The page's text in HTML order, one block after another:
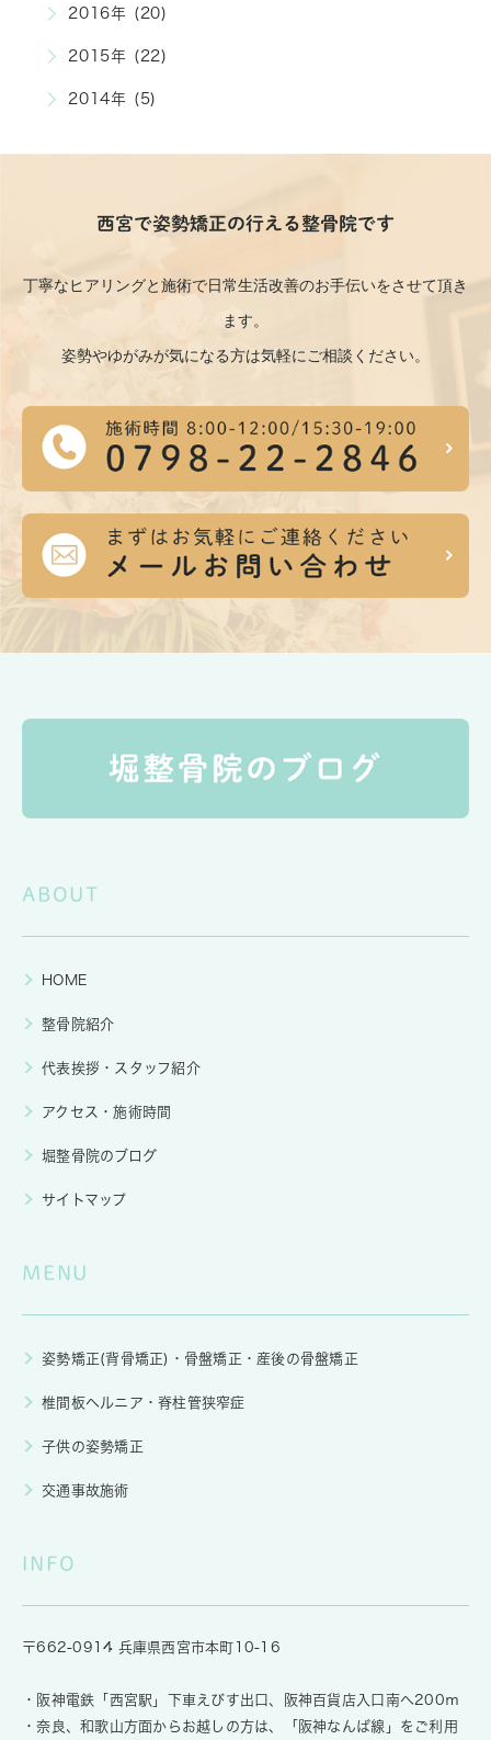
2016年 (20)
2015年 (22)
2014年 (5)
西宮で姿勢矯正の行える整骨院です
丁寧なヒアリングと施術で日常生活改善のお手伝いをさせて頂き
ます。
姿勢やゆがみが気になる方は気軽にご相談ください。
ABOUT
HOME
整骨院紹介
代表挨拶・スタッフ紹介
アクセス・施術時間
堀整骨院のブログ
サイトマップ
MENU
姿勢矯正(背骨矯正)・骨盤矯正・産後の骨盤矯正
椎間板ヘルニア・脊柱管狭窄症
子供の姿勢矯正
交通事故施術
INFO
〒662-0914 兵庫県西宮市本町10-16
・阪神電鉄「西宮駅」下車えびす出口、阪神百貨店入口南へ200ｍ
・奈良、和歌山方面からお越しの方は、「阪神なんば線」をご利用